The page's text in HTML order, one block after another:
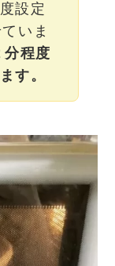
設定
いま
程度
す。